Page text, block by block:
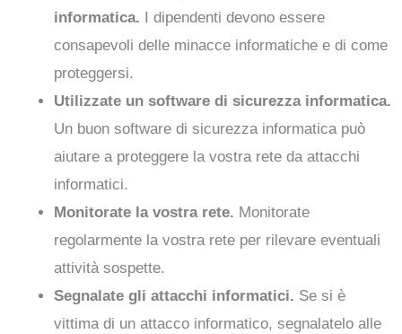
informatica. I dipendenti devono essere
consapevoli delle minacce informatiche e di come
proteggersi.
Utilizzate un software di sicurezza informatica.
Un buon software di sicurezza informatica può
aiutare a proteggere la vostra rete da attacchi
informatici.
Monitorate la vostra rete. Monitorate
regolarmente la vostra rete per rilevare eventuali
attività sospette.
Segnalate gli attacchi informatici. Se si è
vittima di un attacco informatico, segnalatelo alle